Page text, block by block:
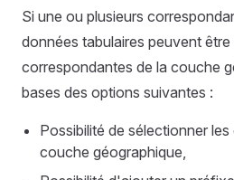
Si une ou plusieurs
données tabulaires peuvent
correspondantes de la couche
bases des options suivantes :
Possibilité de sélectionner
couche géographique,